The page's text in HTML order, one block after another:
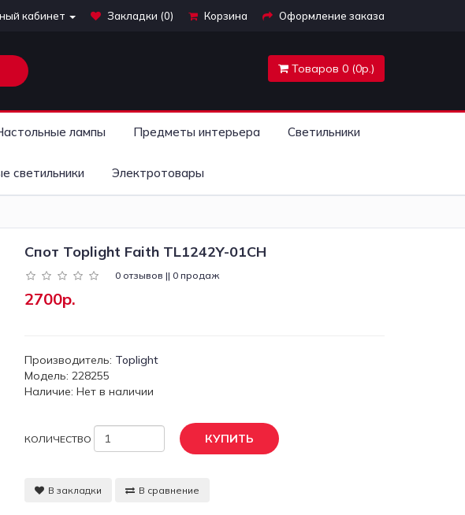
кабинет Закладки (0) Корзина Оформление заказа
Товаров 0 (0р.)
лампы Предметы интерьера Светильники
светильники Электротовары
Спот Toplight Faith TL1242Y-01CH
0 отзывов || 0 продаж
2700р.
Производитель: Toplight
Модель: 228255
Наличие: Нет в наличии
КОЛИЧЕСТВО КУПИТЬ
В закладки В сравнение